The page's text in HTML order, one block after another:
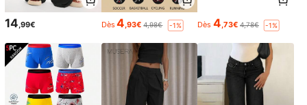
14,99€ Dès4,93€ 4,98€ -1% Dès 4,73€ 4,78€ -1%